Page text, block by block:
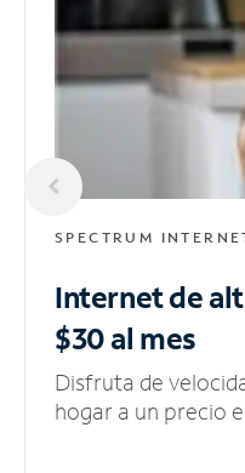
SPECTRUM
Internet de
$30 al mes
Disfruta de
hogar a un precio